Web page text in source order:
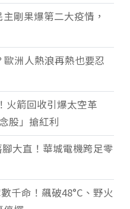
剛果爆第二大疫情，
洲人熱浪再熱也要忍
火箭回收引爆太空革
股」搶紅利
大直！華城電機跨足零
千命！飆破48°C、野火